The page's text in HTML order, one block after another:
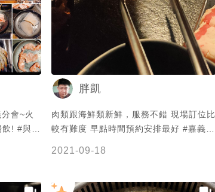
會~火
飲! #與
、日
胖凱
肉類跟海鮮類新鮮，服務不錯 現場訂位比
較有難度 早點時間預約安排最好 #嘉義 #
2021-09-18